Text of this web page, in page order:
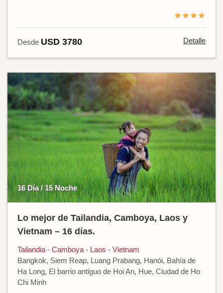
★★★★
Desde USD 3780 Detalle
16 Día / 15 Noche
Lo mejor de Tailandia, Camboya, Laos y
Vietnam – 16 días.
Tailandia - Camboya - Laos - Vietnam
Bangkok, Siem Reap, Luang Prabang, Hanói, Bahía de
Ha Long, El barrio antiguo de Hoi An, Hue, Ciudad de Ho
Chi Minh